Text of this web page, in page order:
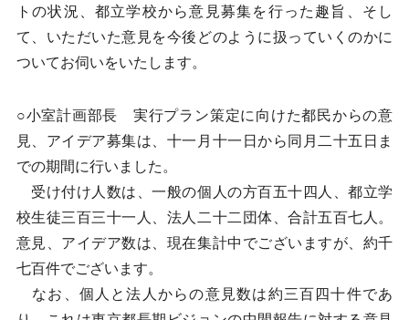
トの状況、都立学校から意見募集を行った趣旨、そし
て、いただいた意見を今後どのように扱っていくのかに
ついてお伺いをいたします。
○小室計画部長 実行プラン策定に向けた都民からの意
見、アイデア募集は、十一月十一日から同月二十五日ま
での期間に行いました。
受け付け人数は、一般の個人の方百五十四人、都立学
校生徒三百三十一人、法人二十二団体、合計五百七人。
意見、アイデア数は、現在集計中でございますが、約千
七百件でございます。
なお、個人と法人からの意見数は約三百四十件であ